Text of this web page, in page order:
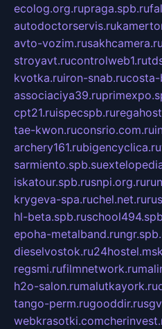
ecolog.org.rupraga.spb.ru
autodoctorservis.ru
avto-vozim.rusakhcamera.ru
stroyavt.rucontrolweb1.ru
kvotka.ruiron-snab.rucosta-
associaciya39.ru
cpt21.ruispecspb.ru
tae-kwon.ruconsrio.com.ru
archery161.rubigencyclica.ru
sarmiento.spb.su
iskatour.spb.rusnpi.org.ru
krygeva-spa.ruchel.net.ru
hl-beta.spb.ru
epoha-metalband.ru
dieselvostok.ru
regsmi.rufilmnetwork.ru
h2o-salon.rumalutkayork.ru
tango-perm.rugooddir.ru
webkrasotki.com